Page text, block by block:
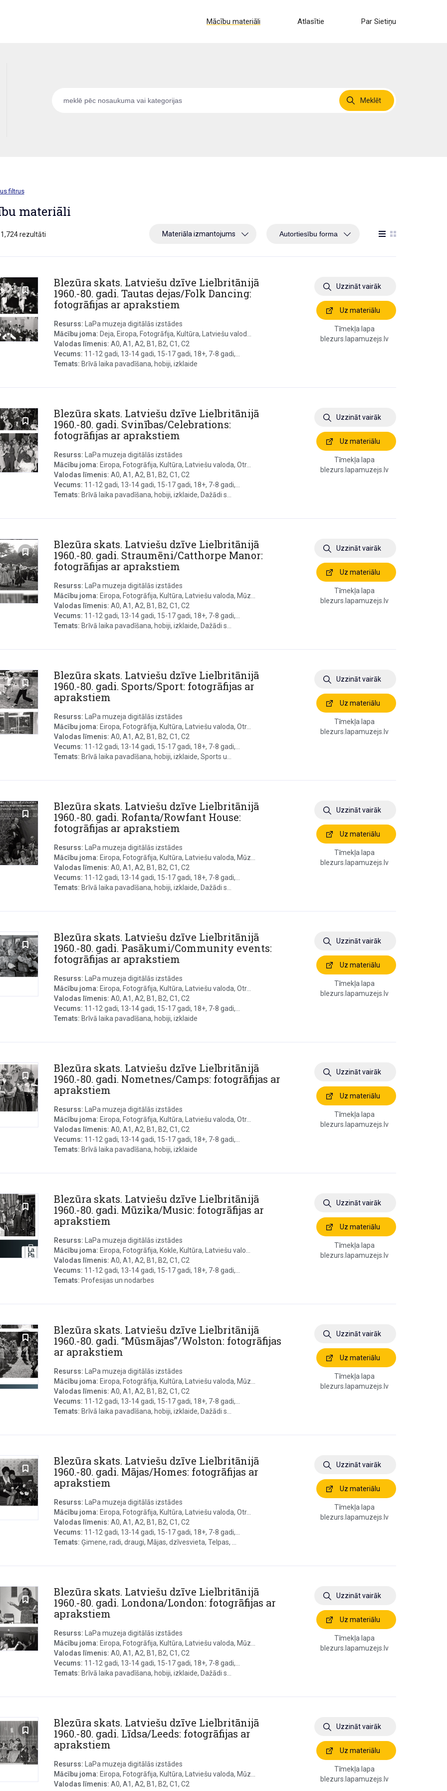
Mācību materiāli Atlasītie Par Sietiņu
Meklēt
filtrus
materiāli
rezultāti Materiāla izmantojums
Blezūra skats. Latviešu dzīve Lielbritānijā
1960.-80. gadi. Tautas dejas/Folk Dancing:
fotogrāfijas ar aprakstiem
Resurss: LaPa muzeja digitālās izstādes
Mācību joma: Deja, Eiropa, Fotogrāfija, Kultūra, Latviešu valod...
Valodas līmenis: A0, A1, A2, B1, B2, C1, C2
Vecums: 11-12 gadi, 13-14 gadi, 15-17 gadi, 18+, 7-8 gadi,...
Temats: Brīvā laika pavadīšana, hobiji, izklaide
Uzzināt vairāk
Uz materiālu
Tīmekļa lapa
blezurs.lapamuzejs.lv
Blezūra skats. Latviešu dzīve Lielbritānijā
1960.-80. gadi. Svinības/Celebrations:
fotogrāfijas ar aprakstiem
Resurss: LaPa muzeja digitālās izstādes
Mācību joma: Eiropa, Fotogrāfija, Kultūra, Latviešu valoda, Otr...
Valodas līmenis: A0, A1, A2, B1, B2, C1, C2
Vecums: 11-12 gadi, 13-14 gadi, 15-17 gadi, 18+, 7-8 gadi,...
Temats: Brīvā laika pavadīšana, hobiji, izklaide, Dažādi s...
Uzzināt vairāk
Uz materiālu
Tīmekļa lapa
blezurs.lapamuzejs.lv
Blezūra skats. Latviešu dzīve Lielbritānijā
1960.-80. gadi. Straumēni/Catthorpe Manor:
fotogrāfijas ar aprakstiem
Resurss: LaPa muzeja digitālās izstādes
Mācību joma: Eiropa, Fotogrāfija, Kultūra, Latviešu valoda, Mūz...
Valodas līmenis: A0, A1, A2, B1, B2, C1, C2
Vecums: 11-12 gadi, 13-14 gadi, 15-17 gadi, 18+, 7-8 gadi,...
Temats: Brīvā laika pavadīšana, hobiji, izklaide, Dažādi s...
Uzzināt vairāk
Uz materiālu
Tīmekļa lapa
blezurs.lapamuzejs.lv
Blezūra skats. Latviešu dzīve Lielbritānijā
1960.-80. gadi. Sports/Sport: fotogrāfijas ar
aprakstiem
Resurss: LaPa muzeja digitālās izstādes
Mācību joma: Eiropa, Fotogrāfija, Kultūra, Latviešu valoda, Otr...
Valodas līmenis: A0, A1, A2, B1, B2, C1, C2
Vecums: 11-12 gadi, 13-14 gadi, 15-17 gadi, 18+, 7-8 gadi,...
Temats: Brīvā laika pavadīšana, hobiji, izklaide, Sports u...
Uzzināt vairāk
Uz materiālu
Tīmekļa lapa
blezurs.lapamuzejs.lv
Blezūra skats. Latviešu dzīve Lielbritānijā
1960.-80. gadi. Rofanta/Rowfant House:
fotogrāfijas ar aprakstiem
Resurss: LaPa muzeja digitālās izstādes
Mācību joma: Eiropa, Fotogrāfija, Kultūra, Latviešu valoda, Mūz...
Valodas līmenis: A0, A1, A2, B1, B2, C1, C2
Vecums: 11-12 gadi, 13-14 gadi, 15-17 gadi, 18+, 7-8 gadi,...
Temats: Brīvā laika pavadīšana, hobiji, izklaide, Dažādi s...
Uzzināt vairāk
Uz materiālu
Tīmekļa lapa
blezurs.lapamuzejs.lv
Blezūra skats. Latviešu dzīve Lielbritānijā
1960.-80. gadi. Pasākumi/Community events:
fotogrāfijas ar aprakstiem
Resurss: LaPa muzeja digitālās izstādes
Mācību joma: Eiropa, Fotogrāfija, Kultūra, Latviešu valoda, Otr...
Valodas līmenis: A0, A1, A2, B1, B2, C1, C2
Vecums: 11-12 gadi, 13-14 gadi, 15-17 gadi, 18+, 7-8 gadi,...
Temats: Brīvā laika pavadīšana, hobiji, izklaide
Uzzināt vairāk
Uz materiālu
Tīmekļa lapa
blezurs.lapamuzejs.lv
Blezūra skats. Latviešu dzīve Lielbritānijā
1960.-80. gadi. Nometnes/Camps: fotogrāfijas ar
aprakstiem
Resurss: LaPa muzeja digitālās izstādes
Mācību joma: Eiropa, Fotogrāfija, Kultūra, Latviešu valoda, Otr...
Valodas līmenis: A0, A1, A2, B1, B2, C1, C2
Vecums: 11-12 gadi, 13-14 gadi, 15-17 gadi, 18+, 7-8 gadi,...
Temats: Brīvā laika pavadīšana, hobiji, izklaide
Uzzināt vairāk
Uz materiālu
Tīmekļa lapa
blezurs.lapamuzejs.lv
Blezūra skats. Latviešu dzīve Lielbritānijā
1960.-80. gadi. Mūzika/Music: fotogrāfijas ar
aprakstiem
Resurss: LaPa muzeja digitālās izstādes
Mācību joma: Eiropa, Fotogrāfija, Kokle, Kultūra, Latviešu valo...
Valodas līmenis: A0, A1, A2, B1, B2, C1, C2
Vecums: 11-12 gadi, 13-14 gadi, 15-17 gadi, 18+, 7-8 gadi,...
Temats: Profesijas un nodarbes
Uzzināt vairāk
Uz materiālu
Tīmekļa lapa
blezurs.lapamuzejs.lv
Blezūra skats. Latviešu dzīve Lielbritānijā
1960.-80. gadi. “Mūsmājas”/Wolston: fotogrāfijas
ar aprakstiem
Resurss: LaPa muzeja digitālās izstādes
Mācību joma: Eiropa, Fotogrāfija, Kultūra, Latviešu valoda, Mūz...
Valodas līmenis: A0, A1, A2, B1, B2, C1, C2
Vecums: 11-12 gadi, 13-14 gadi, 15-17 gadi, 18+, 7-8 gadi,...
Temats: Brīvā laika pavadīšana, hobiji, izklaide, Dažādi s...
Uzzināt vairāk
Uz materiālu
Tīmekļa lapa
blezurs.lapamuzejs.lv
Blezūra skats. Latviešu dzīve Lielbritānijā
1960.-80. gadi. Mājas/Homes: fotogrāfijas ar
aprakstiem
Resurss: LaPa muzeja digitālās izstādes
Mācību joma: Eiropa, Fotogrāfija, Kultūra, Latviešu valoda, Otr...
Valodas līmenis: A0, A1, A2, B1, B2, C1, C2
Vecums: 11-12 gadi, 13-14 gadi, 15-17 gadi, 18+, 7-8 gadi,...
Temats: Ģimene, radi, draugi, Mājas, dzīvesvieta, Telpas, ...
Uzzināt vairāk
Uz materiālu
Tīmekļa lapa
blezurs.lapamuzejs.lv
Blezūra skats. Latviešu dzīve Lielbritānijā
1960.-80. gadi. Londona/London: fotogrāfijas ar
aprakstiem
Resurss: LaPa muzeja digitālās izstādes
Mācību joma: Eiropa, Fotogrāfija, Kultūra, Latviešu valoda, Mūz...
Valodas līmenis: A0, A1, A2, B1, B2, C1, C2
Vecums: 11-12 gadi, 13-14 gadi, 15-17 gadi, 18+, 7-8 gadi,...
Temats: Brīvā laika pavadīšana, hobiji, izklaide, Dažādi s...
Uzzināt vairāk
Uz materiālu
Tīmekļa lapa
blezurs.lapamuzejs.lv
Blezūra skats. Latviešu dzīve Lielbritānijā
1960.-80. gadi. Līdsa/Leeds: fotogrāfijas ar
aprakstiem
Resurss: LaPa muzeja digitālās izstādes
Mācību joma: Eiropa, Fotogrāfija, Kultūra, Latviešu valoda, Mūz...
Valodas līmenis: A0, A1, A2, B1, B2, C1, C2
Uzzināt vairāk
Uz materiālu
Tīmekļa lapa
blezurs.lapamuzejs.lv